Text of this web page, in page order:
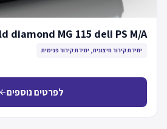
diamond MG 115 deli PS M/A
יחידת קירור חיצונית, יחידת קירור פנימית
לפרטים נוספיםarrow_back